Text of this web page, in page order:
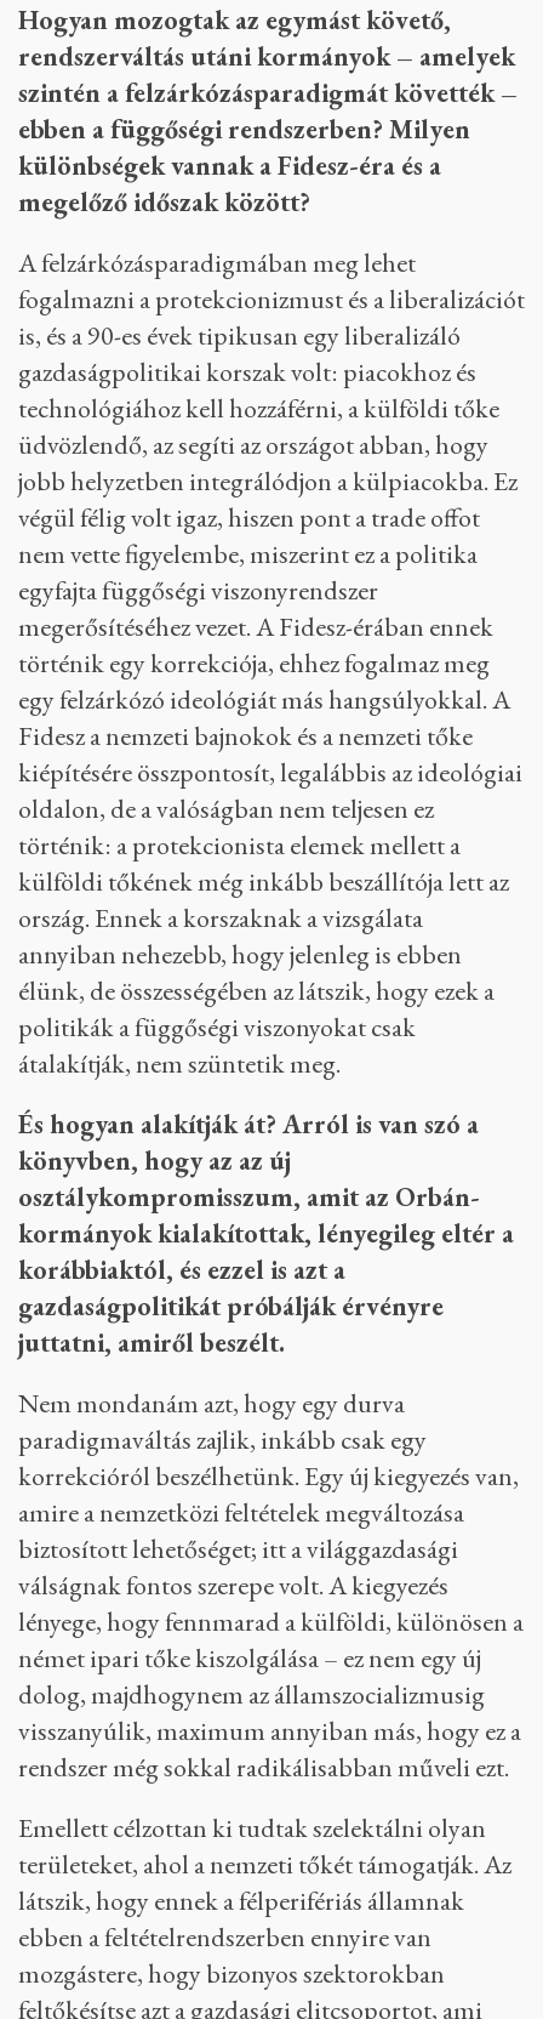
Hogyan mozogtak az egymást követő,
rendszerváltás utáni kormányok – amelyek
szintén a felzárkózásparadigmát követték –
ebben a függőségi rendszerben? Milyen
különbségek vannak a Fidesz-éra és a
megelőző időszak között?
A felzárkózásparadigmában meg lehet
fogalmazni a protekcionizmust és a liberalizációt
is, és a 90-es évek tipikusan egy liberalizáló
gazdaságpolitikai korszak volt: piacokhoz és
technológiához kell hozzáférni, a külföldi tőke
üdvözlendő, az segíti az országot abban, hogy
jobb helyzetben integrálódjon a külpiacokba. Ez
végül félig volt igaz, hiszen pont a trade offot
nem vette figyelembe, miszerint ez a politika
egyfajta függőségi viszonyrendszer
megerősítéséhez vezet. A Fidesz-érában ennek
történik egy korrekciója, ehhez fogalmaz meg
egy felzárkózó ideológiát más hangsúlyokkal. A
Fidesz a nemzeti bajnokok és a nemzeti tőke
kiépítésére összpontosít, legalábbis az ideológiai
oldalon, de a valóságban nem teljesen ez
történik: a protekcionista elemek mellett a
külföldi tőkének még inkább beszállítója lett az
ország. Ennek a korszaknak a vizsgálata
annyiban nehezebb, hogy jelenleg is ebben
élünk, de összességében az látszik, hogy ezek a
politikák a függőségi viszonyokat csak
átalakítják, nem szüntetik meg.
És hogyan alakítják át? Arról is van szó a
könyvben, hogy az az új
osztálykompromisszum, amit az Orbán-
kormányok kialakítottak, lényegileg eltér a
korábbiaktól, és ezzel is azt a
gazdaságpolitikát próbálják érvényre
juttatni, amiről beszélt.
Nem mondanám azt, hogy egy durva
paradigmaváltás zajlik, inkább csak egy
korrekcióról beszélhetünk. Egy új kiegyezés van,
amire a nemzetközi feltételek megváltozása
biztosított lehetőséget; itt a világgazdasági
válságnak fontos szerepe volt. A kiegyezés
lényege, hogy fennmarad a külföldi, különösen a
német ipari tőke kiszolgálása – ez nem egy új
dolog, majdhogynem az államszocializmusig
visszanyúlik, maximum annyiban más, hogy ez a
rendszer még sokkal radikálisabban műveli ezt.
Emellett célzottan ki tudtak szelektálni olyan
területeket, ahol a nemzeti tőkét támogatják. Az
látszik, hogy ennek a félperifériás államnak
ebben a feltételrendszerben ennyire van
mozgástere, hogy bizonyos szektorokban
feltőkésítse azt a gazdasági elitcsoportot, ami